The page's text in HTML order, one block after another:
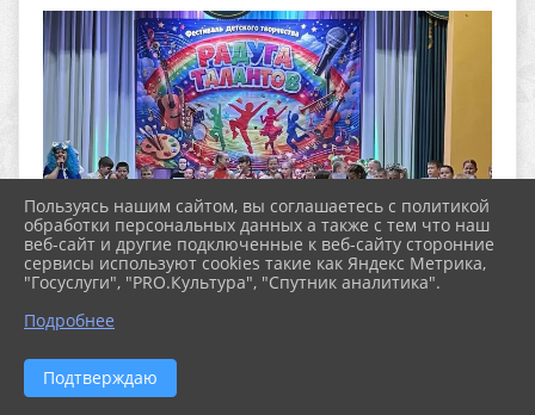
Пользуясь нашим сайтом, вы соглашаетесь с политикой
обработки персональных данных а также с тем что наш
веб-сайт и другие подключенные к веб-сайту сторонние
сервисы используют cookies такие как Яндекс Метрика,
"Госуслуги", "PRO.Культура", "Спутник аналитика".
Подробнее
Подтверждаю